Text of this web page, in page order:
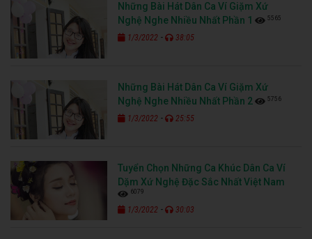
Những Bài Hát Dân Ca Ví Giặm Xứ
Nghệ Nghe Nhiều Nhất Phần 1
5565
1/3/2022 - 38:05
Những Bài Hát Dân Ca Ví Giặm Xứ
Nghệ Nghe Nhiều Nhất Phần 2
5756
1/3/2022 - 25:55
Tuyển Chọn Những Ca Khúc Dân Ca Ví
Dặm Xứ Nghệ Đặc Sắc Nhất Việt Nam
6079
1/3/2022 - 30:03